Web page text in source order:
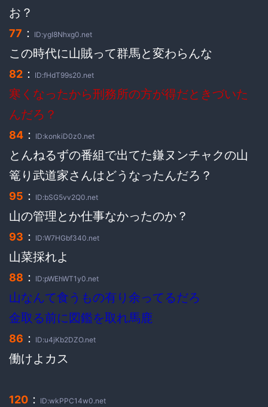
お？
77 ： ID:ygI8Nhxg0.net
この時代に山賊って群馬と変わらんな
82 ： ID:fHdT99s20.net
寒くなったから刑務所の方が得だときづいた
んだろ？
84 ： ID:konkiD0z0.net
とんねるずの番組で出てた鎌ヌンチャクの山
篭り武道家さんはどうなったんだろ？
95 ： ID:bSG5vv2Q0.net
山の管理とか仕事なかったのか？
93 ： ID:W7HGbf340.net
山菜採れよ
88 ： ID:pWEhWT1y0.net
山なんて食うもの有り余ってるだろ
金取る前に図鑑を取れ馬鹿
86 ： ID:u4jKb2DZO.net
働けよカス
120 ： ID:wkPPC14w0.net